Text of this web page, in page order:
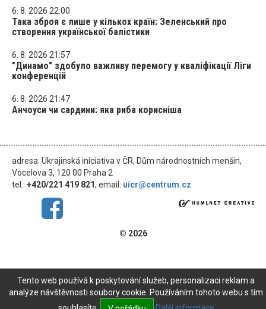
6. 8. 2026 22:00
Така зброя є лише у кількох країн: Зеленський про
створення української балістики
6. 8. 2026 21:57
"Динамо" здобуло важливу перемогу у кваліфікації Ліги
конференцій
6. 8. 2026 21:47
Анчоуси чи сардини: яка риба корисніша
adresa: Ukrajinská iniciativa v ČR, Dům národnostních menšin,
Vocelova 3, 120 00 Praha 2
tel.: +420/221 419 821, email: uicr@centrum.cz
© 2026
Tento web používá k poskytování služeb, personalizaci reklam a
analýze návštěvnosti soubory cookie. Používáním tohoto webu s tím